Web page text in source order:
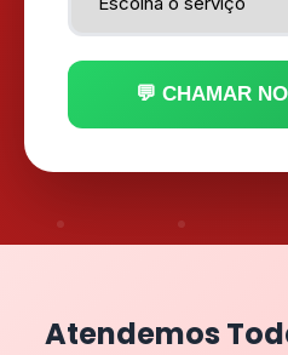
💬 CHAMAR
Atendemos